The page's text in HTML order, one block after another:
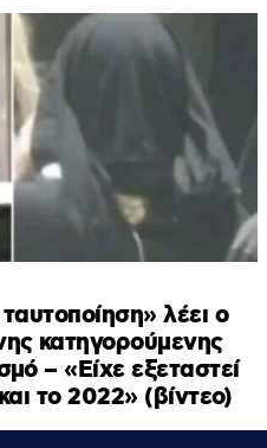
λέει ο
κατηγορούμενης
– «Είχε εξεταστεί
το 2022» (βίντεο)